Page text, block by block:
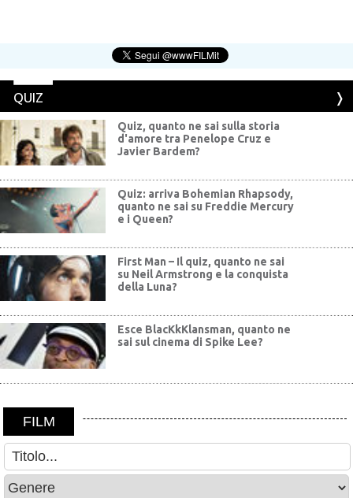
QUIZ
Quiz, quanto ne sai sulla storia
d'amore tra Penelope Cruz e
Javier Bardem?
Quiz: arriva Bohemian Rhapsody,
quanto ne sai su Freddie Mercury
e i Queen?
First Man – Il quiz, quanto ne sai
su Neil Armstrong e la conquista
della Luna?
Esce BlacKkKlansman, quanto ne
sai sul cinema di Spike Lee?